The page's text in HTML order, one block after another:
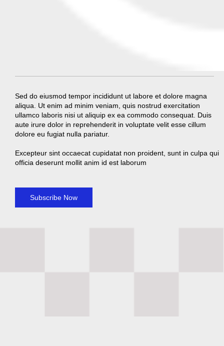
Sed do eiusmod tempor incididunt ut labore et dolore magna
aliqua. Ut enim ad minim veniam, quis nostrud exercitation
ullamco laboris nisi ut aliquip ex ea commodo consequat. Duis
aute irure dolor in reprehenderit in voluptate velit esse cillum
dolore eu fugiat nulla pariatur.
Excepteur sint occaecat cupidatat non proident, sunt in culpa qui
officia deserunt mollit anim id est laborum
Subscribe Now